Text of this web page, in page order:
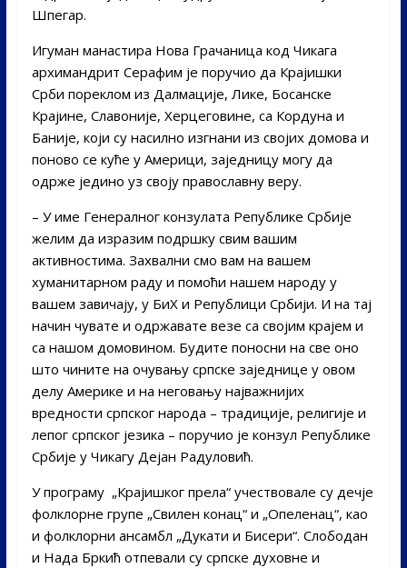
Шпегар.
Игуман манастира Нова Грачаница код Чикага
архимандрит Серафим је поручио да Крајишки
Срби пореклом из Далмације, Лике, Босанске
Крајине, Славоније, Херцеговине, са Кордуна и
Баније, који су насилно изгнани из својих домова и
поново се куће у Америци, заједницу могу да
одрже једино уз своју православну веру.
– У име Генералног конзулата Републике Србије
желим да изразим подршку свим вашим
активностима. Захвални смо вам на вашем
хуманитарном раду и помоћи нашем народу у
вашем завичају, у БиХ и Републици Србији. И на тај
начин чувате и одржавате везе са својим крајем и
са нашом домовином. Будите поносни на све оно
што чините на очувању српске заједнице у овом
делу Америке и на неговању најважнијих
вредности српског народа – традиције, религије и
лепог српског језика – поручио је конзул Републике
Србије у Чикагу Дејан Радуловић.
У програму „Крајишког прела“ учествовале су дечје
фолклорне групе „Свилен конац“ и „Опеленац“, као
и фолклорни ансамбл „Дукати и Бисери“. Слободан
и Нада Бркић отпевали су српске духовне и